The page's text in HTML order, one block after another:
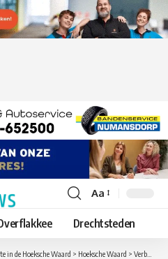
Lettergrootte
aanpassen
Aa
Drechtsteden
in de Hoeksche Waard > Hoeksche Waard > Verbrede erfgoedlijn Historisch Haringvliet